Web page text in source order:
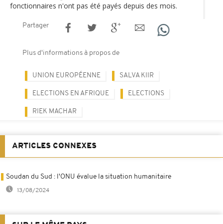
fonctionnaires n'ont pas été payés depuis des mois.
Partager
Plus d'informations à propos de
UNION EUROPÉENNE SALVA KIIR
ELECTIONS EN AFRIQUE ELECTIONS
RIEK MACHAR
ARTICLES CONNEXES
Soudan du Sud : l'ONU évalue la situation humanitaire
13/08/2024